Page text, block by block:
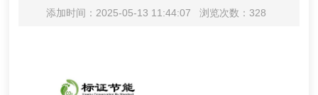
添加时间：2025-05-13 11:44:07 浏览次数：328